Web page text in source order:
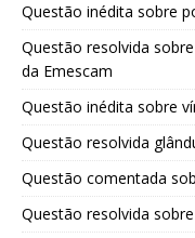
Questão inédita sobre
Questão resolvida
da Emescam
Questão inédita sobre
Questão resolvida
Questão comentada
Questão resolvida